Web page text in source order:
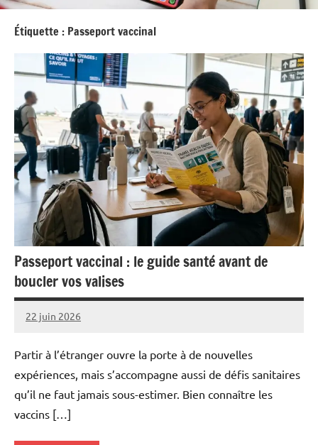
Étiquette : Passeport vaccinal
Passeport vaccinal : le guide santé avant de
boucler vos valises
22 juin 2026
Marise
Aucun
Partir à l’étranger ouvre la porte à de nouvelles
expériences, mais s’accompagne aussi de défis sanitaires
qu’il ne faut jamais sous-estimer. Bien connaître les
vaccins […]